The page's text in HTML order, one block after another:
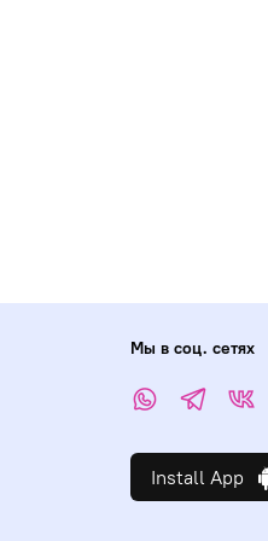
Мы в соц. сетях
Install App